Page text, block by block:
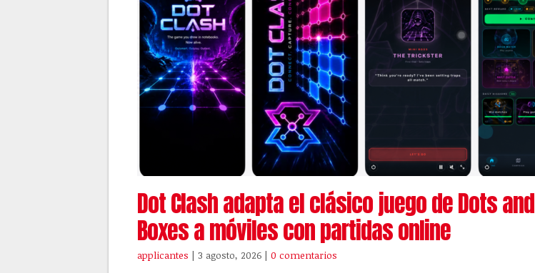
Dot Clash adapta el clásico juego de Dots and
Boxes a móviles con partidas online
applicantes | 3 agosto, 2026 | 0 comentarios